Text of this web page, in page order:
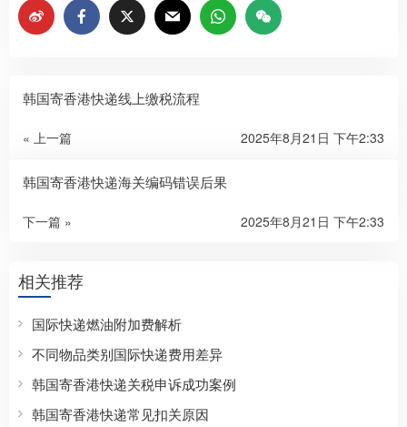
韩国寄香港快递线上缴税流程
« 上一篇 2025年8月21日 下午2:33
韩国寄香港快递海关编码错误后果
下一篇 » 2025年8月21日 下午2:33
相关推荐
国际快递燃油附加费解析
不同物品类别国际快递费用差异
韩国寄香港快递关税申诉成功案例
韩国寄香港快递常见扣关原因